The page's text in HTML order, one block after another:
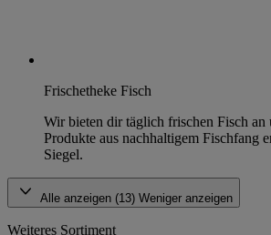
Frischetheke Fisch
Wir bieten dir täglich frischen Fisch an
Produkte aus nachhaltigem Fischfang
Siegel.
Alle anzeigen (13) Weniger anzeigen
Weiteres Sortiment